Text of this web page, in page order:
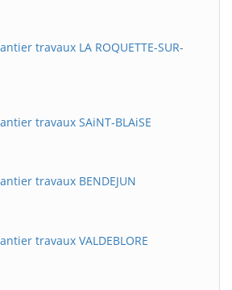
travaux LA ROQUETTE-SUR-
travaux SAiNT-BLAiSE
travaux BENDEJUN
travaux VALDEBLORE